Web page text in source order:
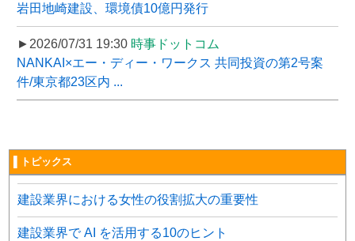
岩田地崎建設、環境債10億円発行
►2026/07/31 19:30 時事ドットコム
NANKAI×エー・ディー・ワークス 共同投資の第2号案
件/東京都23区内 ...
▌トピックス
建設業界における女性の役割拡大の重要性
建設業界で AI を活用する10のヒント